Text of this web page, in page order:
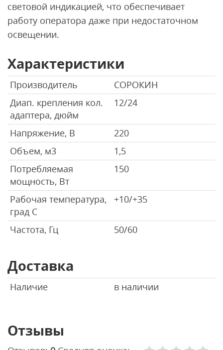
световой индикацией, что обеспечивает
работу оператора даже при недостаточном
освещении.
Характеристики
Производитель
СОРОКИН
Диап. крепления кол.
адаптера, дюйм
12/24
Напряжение, В
220
Объем, м3
1,5
Потребляемая
мощность, Вт
150
Рабочая температура,
град С
+10/+35
Частота, Гц 50/60
Доставка
Наличие в наличии
Отзывы